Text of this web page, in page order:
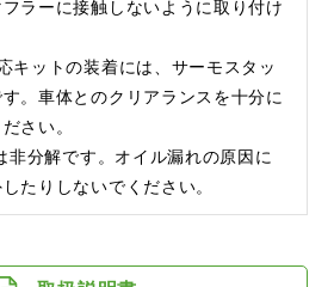
ラーに接触しないように取り付け
キットの装着には、サーモスタッ
。車体とのクリアランスを十分に
さい。
非分解です。オイル漏れの原因に
たりしないでください。